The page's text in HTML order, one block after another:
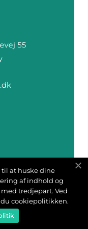
til at huske dine
af indhold og
tredjepart. Ved
cookiepolitikken.